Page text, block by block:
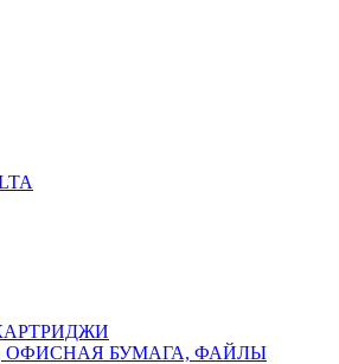
ОФИСНАЯ БУМАГА, ФАЙЛЫ